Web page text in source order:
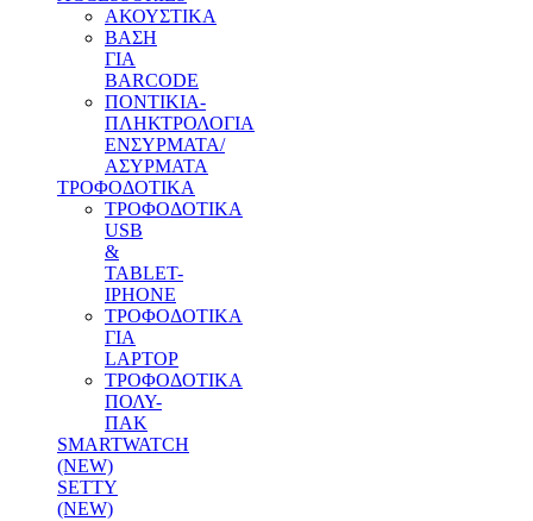
ΑΚΟΥΣΤΙΚΑ
ΒΑΣΗ
ΓΙΑ
BARCODE
ΠΟΝΤΙΚΙΑ-
ΠΛΗΚΤΡΟΛΟΓΙΑ
ΕΝΣΥΡΜΑΤΑ/
ΑΣΥΡΜΑΤΑ
ΤΡΟΦΟΔΟΤΙΚΑ
ΤΡΟΦΟΔΟΤΙΚΑ
USB
&
TABLET-
IPHONE
ΤΡΟΦΟΔΟΤΙΚΑ
ΓΙΑ
LAPTOP
ΤΡΟΦΟΔΟΤΙΚΑ
ΠΟΛΥ-
ΠΑΚ
SMARTWATCH
(NEW)
SETTY
(NEW)